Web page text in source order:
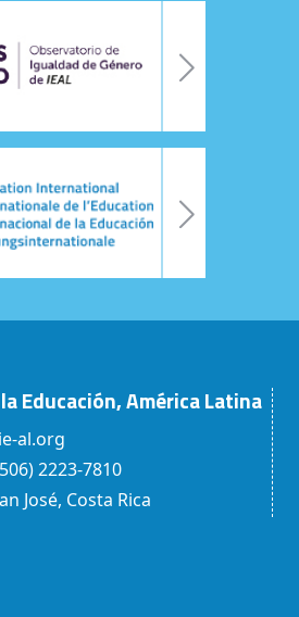
Educación, América Latina
al.org
2223-7810
José, Costa Rica